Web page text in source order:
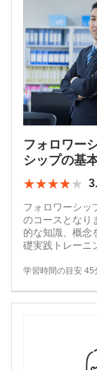
フォロワー
シップの基
★★★★★
★★★★★
フォロワーシッ
のコースとなり
的な知識、概念
礎実践トレーニ
学習時間の目安 45